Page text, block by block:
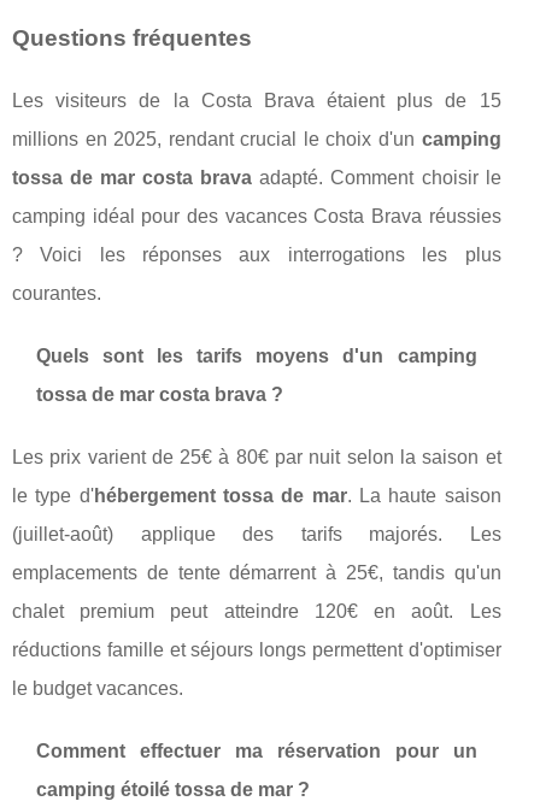
Questions fréquentes
Les visiteurs de la Costa Brava étaient plus de 15
millions en 2025, rendant crucial le choix d'un camping
tossa de mar costa brava adapté. Comment choisir le
camping idéal pour des vacances Costa Brava réussies
? Voici les réponses aux interrogations les plus
courantes.
Quels sont les tarifs moyens d'un camping
tossa de mar costa brava ?
Les prix varient de 25€ à 80€ par nuit selon la saison et
le type d'hébergement tossa de mar. La haute saison
(juillet-août) applique des tarifs majorés. Les
emplacements de tente démarrent à 25€, tandis qu'un
chalet premium peut atteindre 120€ en août. Les
réductions famille et séjours longs permettent d'optimiser
le budget vacances.
Comment effectuer ma réservation pour un
camping étoilé tossa de mar ?